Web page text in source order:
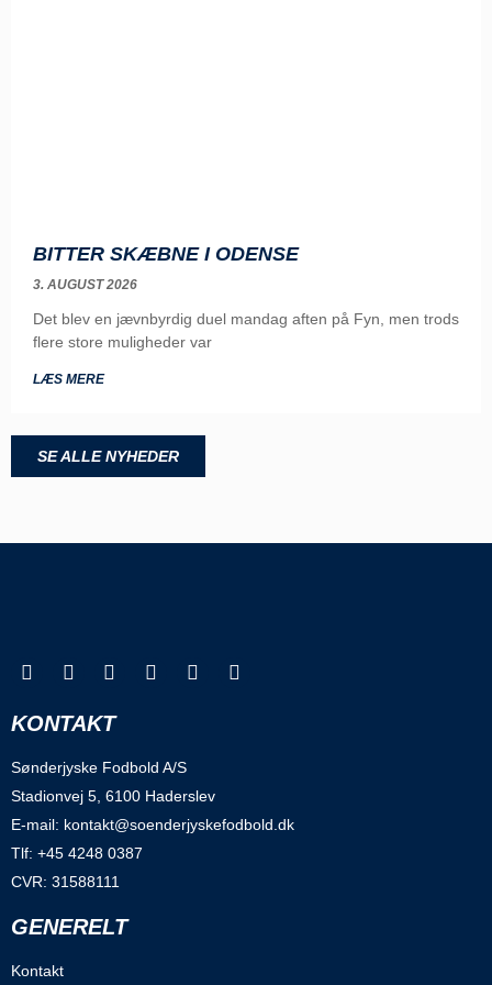
BITTER SKÆBNE I ODENSE
3. AUGUST 2026
Det blev en jævnbyrdig duel mandag aften på Fyn, men trods
flere store muligheder var
LÆS MERE
SE ALLE NYHEDER
KONTAKT
Sønderjyske Fodbold A/S
Stadionvej 5, 6100 Haderslev
E-mail: kontakt@soenderjyskefodbold.dk
Tlf: +45 4248 0387
CVR: 31588111
GENERELT
Kontakt